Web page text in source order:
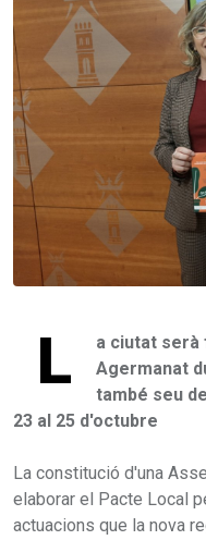
L
a ciutat serà
Agermanat
també seu
23 al 25 d'octubre
La constitució d'una
elaborar el Pacte Local
actuacions que la nova